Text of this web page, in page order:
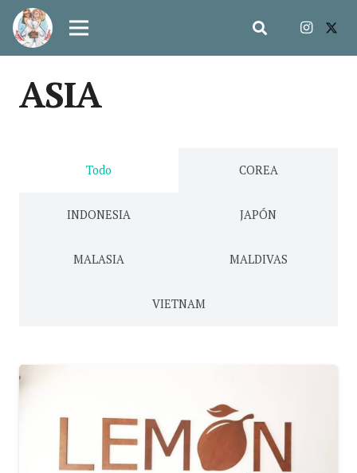
ASIA
Todo COREA
INDONESIA JAPÓN
MALASIA MALDIVAS
VIETNAM